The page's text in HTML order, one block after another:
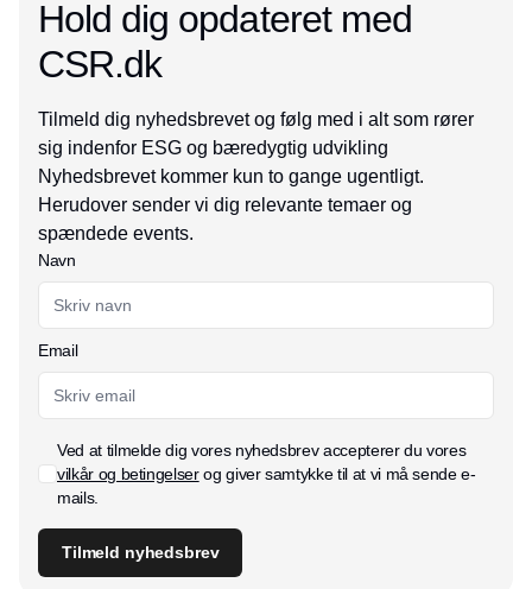
Hold dig opdateret med
CSR.dk
Tilmeld dig nyhedsbrevet og følg med i alt som rører
sig indenfor ESG og bæredygtig udvikling
Nyhedsbrevet kommer kun to gange ugentligt.
Herudover sender vi dig relevante temaer og
spændede events.
Navn
Email
Ved at tilmelde dig vores nyhedsbrev accepterer du vores
vilkår og betingelserog giver samtykke til at vi må sende e-
mails.
Tilmeld nyhedsbrev